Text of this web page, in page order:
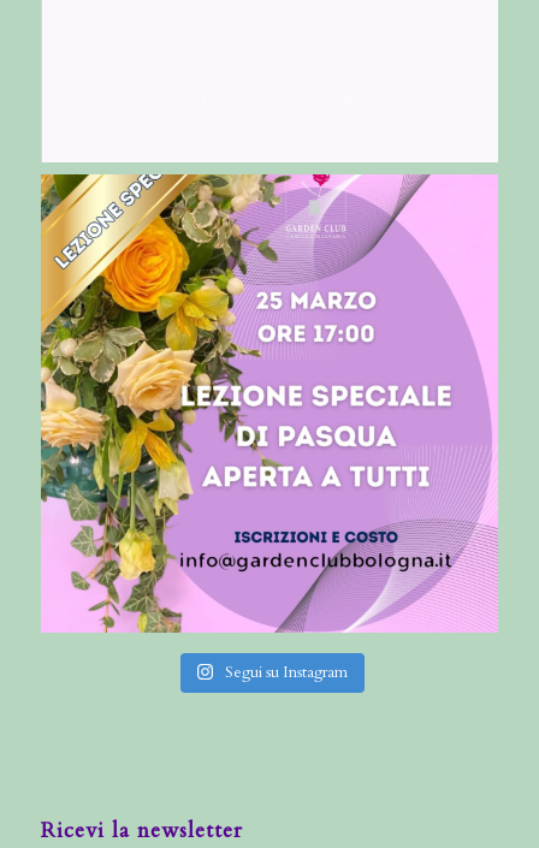
Segui su Instagram
Ricevi la newsletter